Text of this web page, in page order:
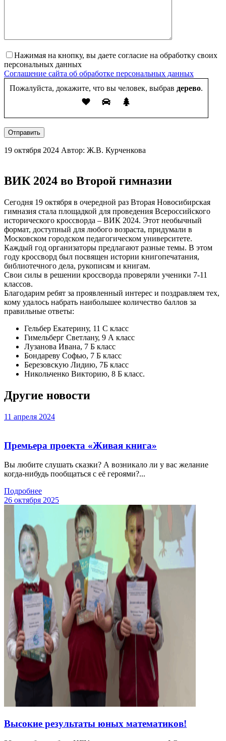
Нажимая на кнопку, вы даете согласие на обработку своих
персональных данных
Соглашение сайта об обработке персональных данных
Пожалуйста, докажите, что вы человек, выбрав дерево.
Отправить
19 октября 2024 Автор: Ж.В. Курченкова
ВИК 2024 во Второй гимназии
Сегодня 19 октября в очередной раз Вторая Новосибирская
гимназия стала площадкой для проведения Всероссийского
исторического кроссворда – ВИК 2024. Этот необычный
формат, доступный для любого возраста, придумали в
Московском городском педагогическом университете.
Каждый год организаторы предлагают разные темы. В этом
году кроссворд был посвящен истории книгопечатания,
библиотечного дела, рукописям и книгам.
Свои силы в решении кроссворда проверяли ученики 7-11
классов.
Благодарим ребят за проявленный интерес и поздравляем тех,
кому удалось набрать наибольшее количество баллов за
правильные ответы:
Гельбер Екатерину, 11 С класс
Гимельберг Светлану, 9 А класс
Лузанова Ивана, 7 Б класс
Бондареву Софью, 7 Б класс
Березовскую Лидию, 7Б класс
Никольченко Викторию, 8 Б класс.
Другие новости
11 апреля 2024
Премьера проекта «Живая книга»
Вы любите слушать сказки? А возникало ли у вас желание
когда-нибудь пообщаться с её героями?...
Подробнее
26 октября 2025
Высокие результаты юных математиков!